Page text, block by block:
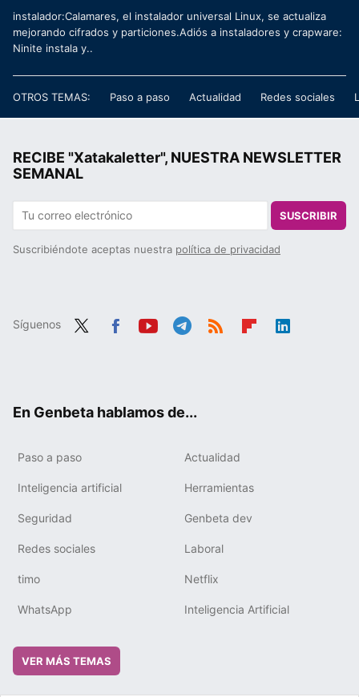
instalador:Calamares, el instalador universal Linux, se actualiza
mejorando cifrados y particiones.Adiós a instaladores y crapware:
Ninite instala y..
OTROS TEMAS: Paso a paso Actualidad Redes sociales
RECIBE "Xatakaletter", NUESTRA NEWSLETTER
SEMANAL
SUSCRIBIR
Suscribiéndote aceptas nuestra política de privacidad
Síguenos
En Genbeta hablamos de...
Paso a paso Actualidad
Inteligencia artificial Herramientas
Seguridad Genbeta dev
Redes sociales Laboral
timo Netflix
WhatsApp Inteligencia Artificial
VER MÁS TEMAS